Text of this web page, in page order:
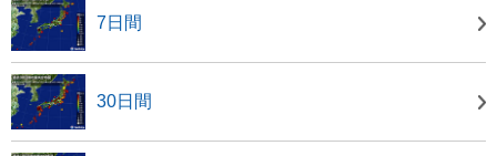
7日間
30日間